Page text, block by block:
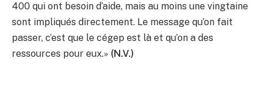
400 qui ont besoin d’aide, mais au moins une vingtaine
sont impliqués directement. Le message qu’on fait
passer, c’est que le cégep est là et qu’on a des
ressources pour eux.» (N.V.)